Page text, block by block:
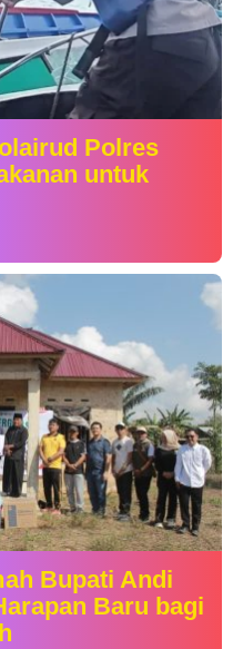
Polres
untuk
Bupati Andi
Baru bagi